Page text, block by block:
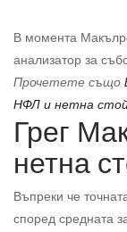
В момента
анализатор за
Прочетете също
НФЛ и нетна
Грег
нетна
Въпреки че
според средната